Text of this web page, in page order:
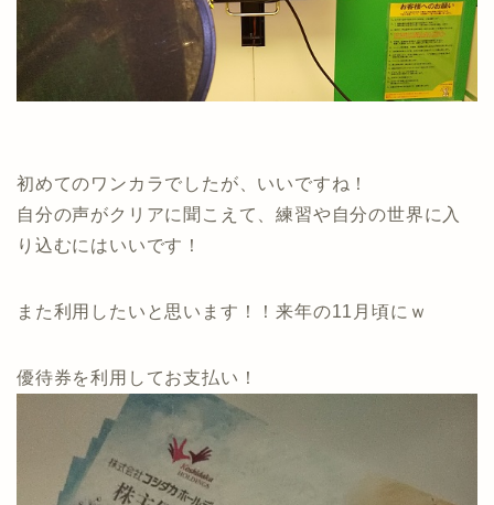
初めてのワンカラでしたが、いいですね！
自分の声がクリアに聞こえて、練習や自分の世界に入
り込むにはいいです！
また利用したいと思います！！来年の11月頃にｗ
優待券を利用してお支払い！